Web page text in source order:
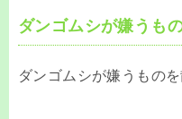
ダンゴムシが嫌うも
ダンゴムシが嫌うもの